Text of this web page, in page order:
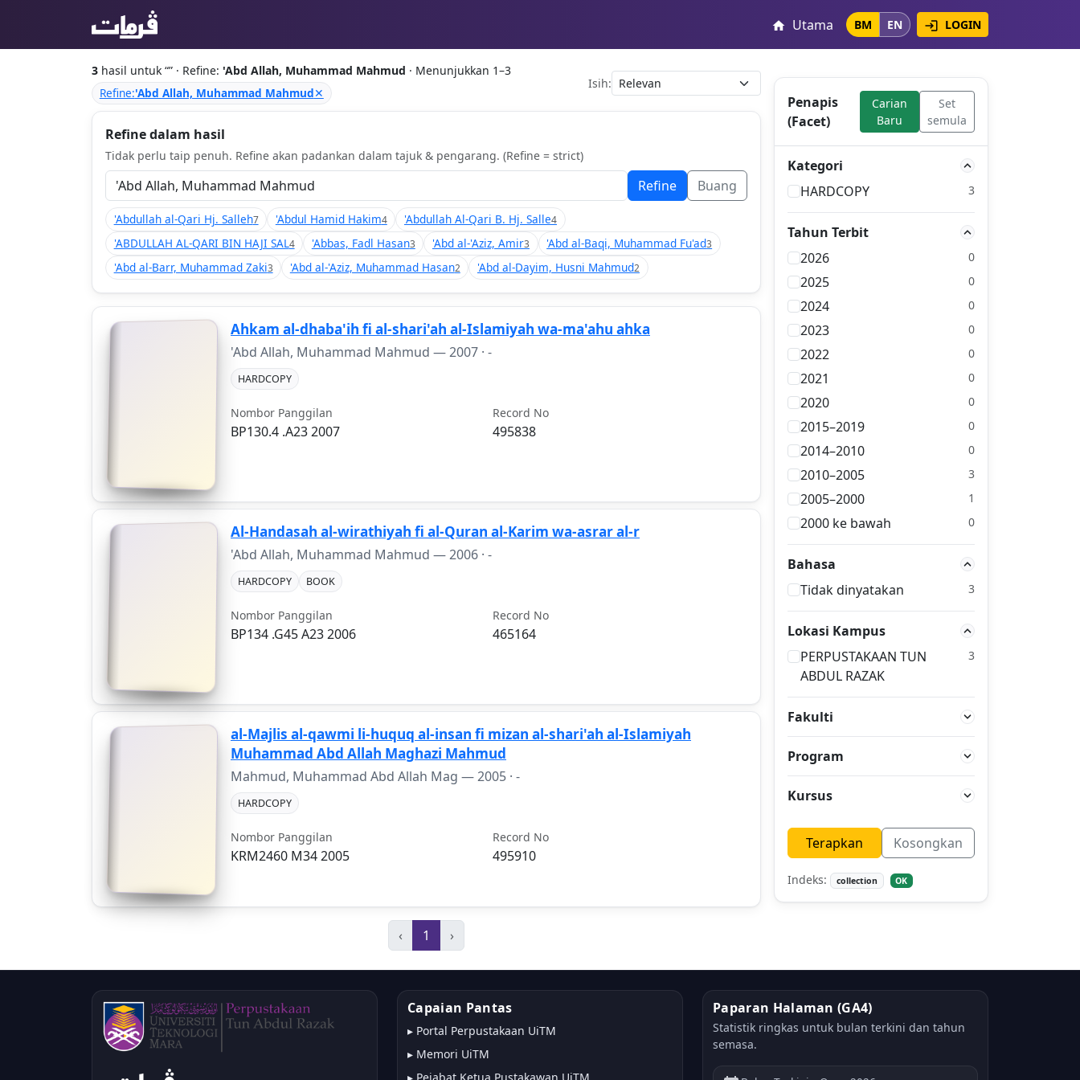
home Utama BM EN login LOGIN
3 hasil untuk “” · Refine: 'Abd Allah, Muhammad Mahmud · Menunjukkan 1–3
Refine:'Abd Allah, Muhammad Mahmud✕
Isih:
Refine dalam hasil
Tidak perlu taip penuh. Refine akan padankan dalam tajuk & pengarang. (Refine = strict)
Refine Buang
'Abdullah al-Qari Hj. Salleh7 'Abdul Hamid Hakim4 'Abdullah Al-Qari B. Hj. Salle4
'ABDULLAH AL-QARI BIN HAJI SAL4 'Abbas, Fadl Hasan3 'Abd al-'Aziz, Amir3 'Abd al-Baqi, Muhammad Fu'ad3
'Abd al-Barr, Muhammad Zaki3 'Abd al-'Aziz, Muhammad Hasan2 'Abd al-Dayim, Husni Mahmud2
Ahkam al-dhaba'ih fi al-shari'ah al-Islamiyah wa-ma'ahu ahka
'Abd Allah, Muhammad Mahmud —2007 · -
HARDCOPY
Nombor Panggilan
BP130.4 .A23 2007
Record No
495838
Al-Handasah al-wirathiyah fi al-Quran al-Karim wa-asrar al-r
'Abd Allah, Muhammad Mahmud —2006 · -
HARDCOPY BOOK
Nombor Panggilan
BP134 .G45 A23 2006
Record No
465164
al-Majlis al-qawmi li-huquq al-insan fi mizan al-shari'ah al-Islamiyah
Muhammad Abd Allah Maghazi Mahmud
Mahmud, Muhammad Abd Allah Mag —2005 · -
HARDCOPY
Nombor Panggilan
KRM2460 M34 2005
Record No
495910
‹ 1 ›
Penapis
(Facet)
Carian
Baru
Set
semula
Kategori
HARDCOPY
3
Tahun Terbit
2026
0
2025 0
2024 0
2023 0
2022 0
2021 0
2020 0
2015–2019 0
2014–2010 0
2010–2005 3
2005–2000 1
2000 ke bawah 0
Bahasa
Tidak dinyatakan
3
Lokasi Kampus
PERPUSTAKAAN TUN
ABDUL RAZAK
3
Fakulti
Program
Kursus
Terapkan Kosongkan
Indeks: collection OK
Capaian Pantas
▸ Portal Perpustakaan UiTM
▸ Memori UiTM
Paparan Halaman (GA4)
Statistik ringkas untuk bulan terkini dan tahun
semasa.